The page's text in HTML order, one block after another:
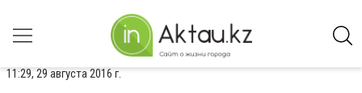
11:29, 29 августа 2016 г.